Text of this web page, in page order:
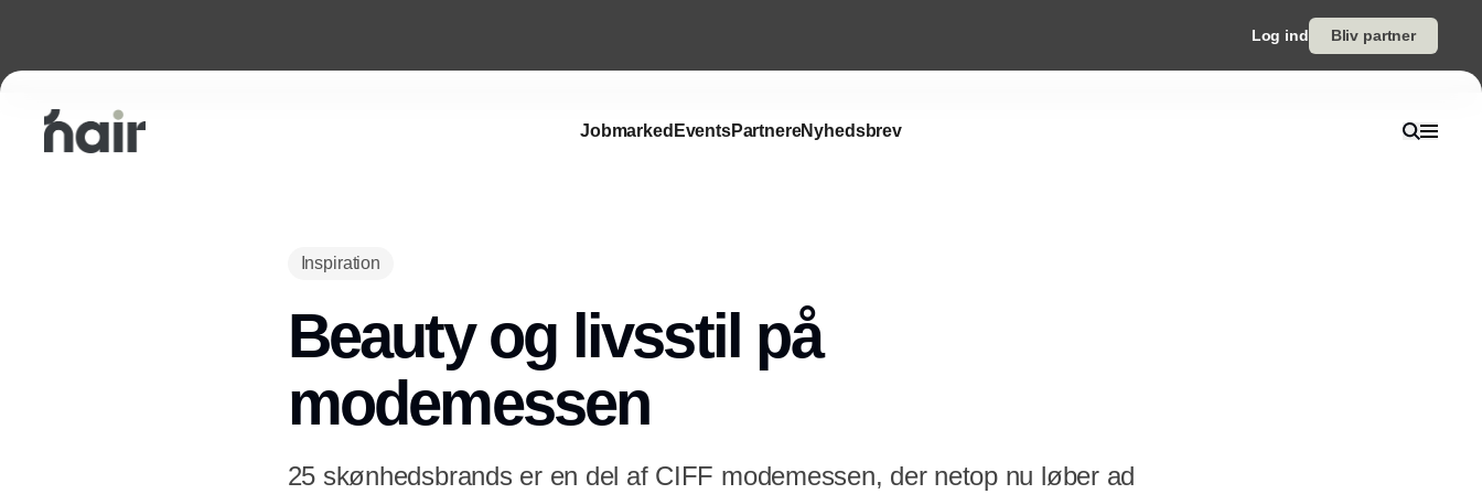
Log ind Bliv partner
Jobmarked EventsPartnereNyhedsbrev
Inspiration
Beauty og livsstil på
modemessen
25 skønhedsbrands er en del af CIFF modemessen, der netop nu løber ad